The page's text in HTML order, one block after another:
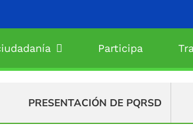
Participa
PRESENTACIÓN DE PQRSD